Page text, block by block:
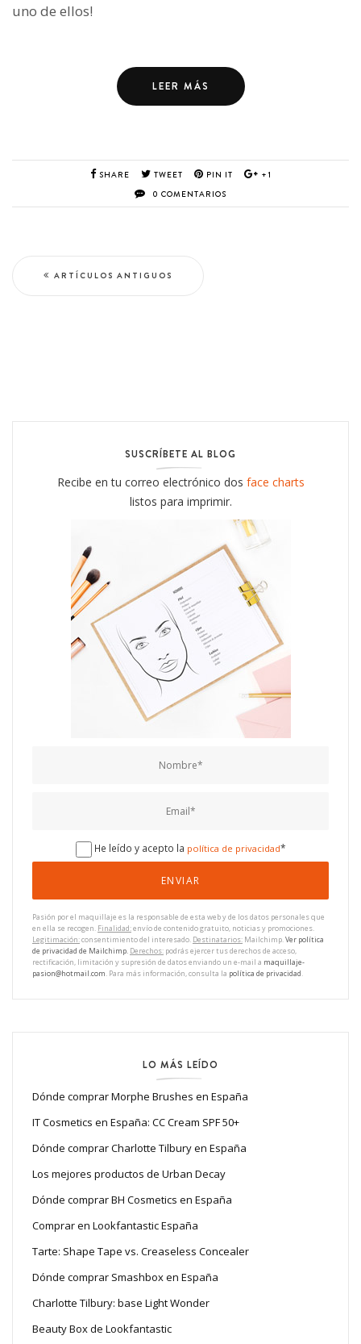
uno de ellos!
LEER MÁS
SHARE TWEET PIN IT
+1
0 COMENTARIOS
ARTÍCULOS ANTIGUOS
SUSCRÍBETE AL BLOG
Recibe en tu correo electrónico dos face charts
listos para imprimir.
He leído y acepto la política de privacidad*
Pasión por el maquillaje es la responsable de esta web y de los datos personales que
en ella se recogen. Finalidad:envío de contenido gratuito, noticias y promociones.
Legitimación:consentimiento del interesado. Destinatarios: Mailchimp.Ver política
de privacidad de Mailchimp. Derechos: podrás ejercer tus derechos de acceso,
rectificación, limitación y supresión de datos enviando un e-mail a maquillaje-
pasion@hotmail.com. Para más información, consulta la política de privacidad.
LO MÁS LEÍDO
Dónde comprar Morphe Brushes en España
IT Cosmetics en España: CC Cream SPF 50+
Dónde comprar Charlotte Tilbury en España
Los mejores productos de Urban Decay
Dónde comprar BH Cosmetics en España
Comprar en Lookfantastic España
Tarte: Shape Tape vs. Creaseless Concealer
Dónde comprar Smashbox en España
Charlotte Tilbury: base Light Wonder
Beauty Box de Lookfantastic